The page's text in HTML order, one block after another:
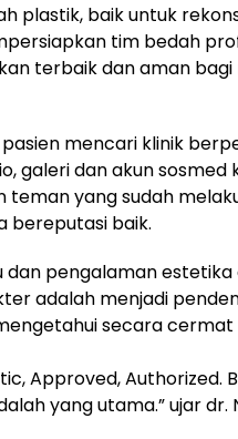
plastik, baik untuk
tim bedah
terbaik dan aman bagi
mencari klinik
galeri dan akun sosmed
teman yang sudah
bereputasi baik.
dan pengalaman
adalah menjadi
secara
Approved, Authorized.
yang utama.” ujar dr.